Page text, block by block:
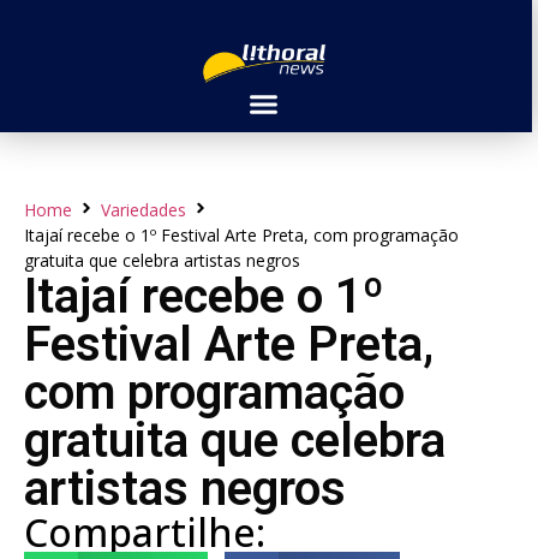
Home
Variedades
Itajaí recebe o 1º Festival Arte Preta, com programação
gratuita que celebra artistas negros
Itajaí recebe o 1º
Festival Arte Preta,
com programação
gratuita que celebra
artistas negros
Compartilhe: